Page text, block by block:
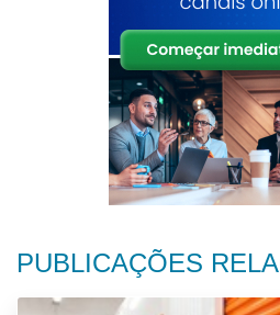
PUBLICAÇÕES